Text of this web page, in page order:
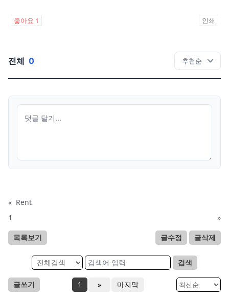
좋아요 1 인쇄
전체 0
« Rent
1
»
목록보기 글수정 글삭제
검색
글쓰기 1 » 마지막